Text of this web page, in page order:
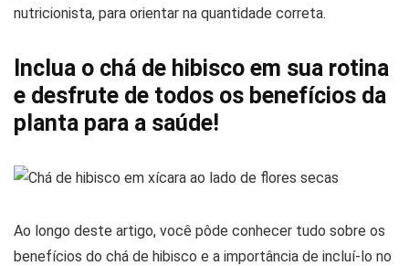
nutricionista, para orientar na quantidade correta.
Inclua o chá de hibisco em sua rotina
e desfrute de todos os benefícios da
planta para a saúde!
Ao longo deste artigo, você pôde conhecer tudo sobre os
benefícios do chá de hibisco e a importância de incluí-lo no